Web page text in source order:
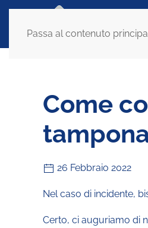
Passa al contenuto
Come
26 Febbraio 2022
Nel caso di incidente,
Certo, ci auguriamo di